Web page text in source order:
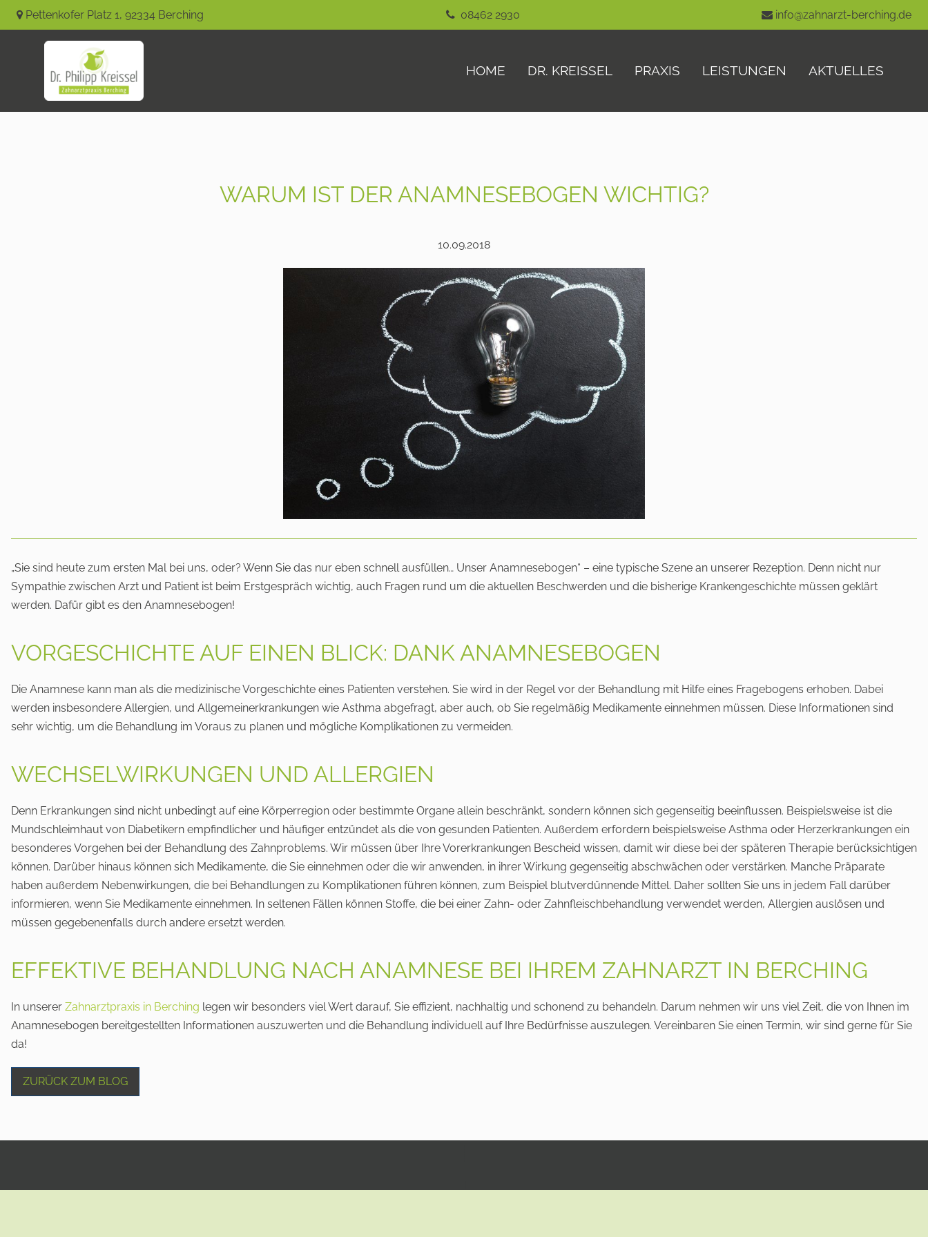
Pettenkofer Platz 1, 92334 Berching 08462 2930 info@zahnarzt-berching.de
HOME DR. KREISSEL PRAXIS LEISTUNGEN AKTUELLES
WARUM IST DER ANAMNESEBOGEN WICHTIG?
10.09.2018
„Sie sind heute zum ersten Mal bei uns, oder? Wenn Sie das nur eben schnell ausfüllen… Unser Anamnesebogen“ – eine typische Szene an unserer Rezeption. Denn nicht nur
Sympathie zwischen Arzt und Patient ist beim Erstgespräch wichtig, auch Fragen rund um die aktuellen Beschwerden und die bisherige Krankengeschichte müssen geklärt
werden. Dafür gibt es den Anamnesebogen!
VORGESCHICHTE AUF EINEN BLICK: DANK ANAMNESEBOGEN
Die Anamnese kann man als die medizinische Vorgeschichte eines Patienten verstehen. Sie wird in der Regel vor der Behandlung mit Hilfe eines Fragebogens erhoben. Dabei
werden insbesondere Allergien, und Allgemeinerkrankungen wie Asthma abgefragt, aber auch, ob Sie regelmäßig Medikamente einnehmen müssen. Diese Informationen sind
sehr wichtig, um die Behandlung im Voraus zu planen und mögliche Komplikationen zu vermeiden.
WECHSELWIRKUNGEN UND ALLERGIEN
Denn Erkrankungen sind nicht unbedingt auf eine Körperregion oder bestimmte Organe allein beschränkt, sondern können sich gegenseitig beeinflussen. Beispielsweise ist die
Mundschleimhaut von Diabetikern empfindlicher und häufiger entzündet als die von gesunden Patienten. Außerdem erfordern beispielsweise Asthma oder Herzerkrankungen ein
besonderes Vorgehen bei der Behandlung des Zahnproblems. Wir müssen über Ihre Vorerkrankungen Bescheid wissen, damit wir diese bei der späteren Therapie berücksichtigen
können. Darüber hinaus können sich Medikamente, die Sie einnehmen oder die wir anwenden, in ihrer Wirkung gegenseitig abschwächen oder verstärken. Manche Präparate
haben außerdem Nebenwirkungen, die bei Behandlungen zu Komplikationen führen können, zum Beispiel blutverdünnende Mittel. Daher sollten Sie uns in jedem Fall darüber
informieren, wenn Sie Medikamente einnehmen. In seltenen Fällen können Stoffe, die bei einer Zahn- oder Zahnfleischbehandlung verwendet werden, Allergien auslösen und
müssen gegebenenfalls durch andere ersetzt werden.
EFFEKTIVE BEHANDLUNG NACH ANAMNESE BEI IHREM ZAHNARZT IN BERCHING
In unserer Zahnarztpraxis in Berching legen wir besonders viel Wert darauf, Sie effizient, nachhaltig und schonend zu behandeln. Darum nehmen wir uns viel Zeit, die von Ihnen im
Anamnesebogen bereitgestellten Informationen auszuwerten und die Behandlung individuell auf Ihre Bedürfnisse auszulegen. Vereinbaren Sie einen Termin, wir sind gerne für Sie
da!
ZURÜCK ZUM BLOG